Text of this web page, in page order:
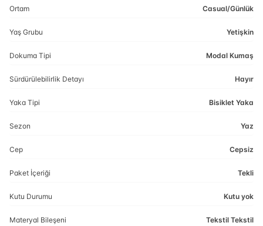
Ortam Casual/Günlük
Yaş Grubu Yetişkin
Dokuma Tipi Modal Kumaş
Sürdürülebilirlik Detayı Hayır
Yaka Tipi Bisiklet Yaka
Sezon Yaz
Cep Cepsiz
Paket İçeriği Tekli
Kutu Durumu Kutu yok
Materyal Bileşeni Tekstil Tekstil